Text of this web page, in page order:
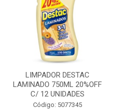
LIMPADOR DESTAC
LAMINADO 750ML 20%OFF
C/ 12 UNIDADES
Código: 5077345